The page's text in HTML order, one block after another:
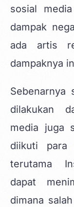
sosial
dampak
ada artis
dampaknya
Sebenarnya
dilakukan
media juga
diikuti para
terutama
dapat
dimana